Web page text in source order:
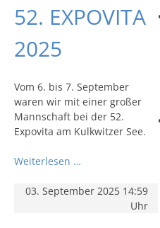
52. EXPOVITA
2025
Vom 6. bis 7. September
waren wir mit einer großer
Mannschaft bei der 52.
Expovita am Kulkwitzer See.
Weiterlesen …
03. September 2025 14:59
Uhr